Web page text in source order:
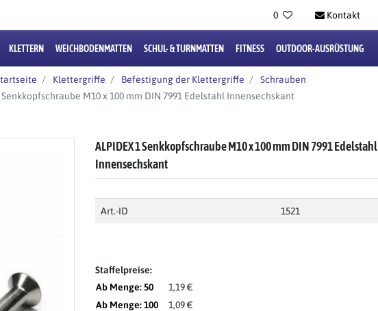
0 Kontakt
KLETTERN WEICHBODENMATTEN SCHUL- & TURNMATTEN FITNESS OUTDOOR-AUSRÜSTUNG
Klettergriffe Befestigung der Klettergriffe
Schrauben
Senkkopfschraube M10 x 100 mm DIN 7991 Edelstahl Innensechskant
ALPIDEX 1 Senkkopfschraube M10 x 100 mm DIN 7991 Edelstahl
Innensechskant
Art.-ID 1521
Staffelpreise:
Ab Menge: 50
1,19 €
Ab Menge: 100
1,09 €